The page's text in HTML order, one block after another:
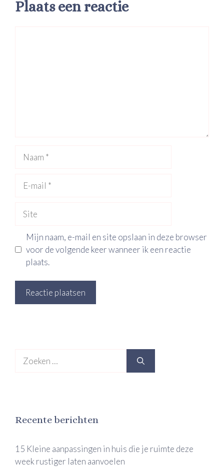
Plaats een reactie
mail
Mijn naam, e-mail en site opslaan in deze browser
voor de volgende keer wanneer ik een reactie
plaats.
naar:
Recente berichten
15 Kleine aanpassingen in huis die je ruimte deze
week rustiger laten aanvoelen